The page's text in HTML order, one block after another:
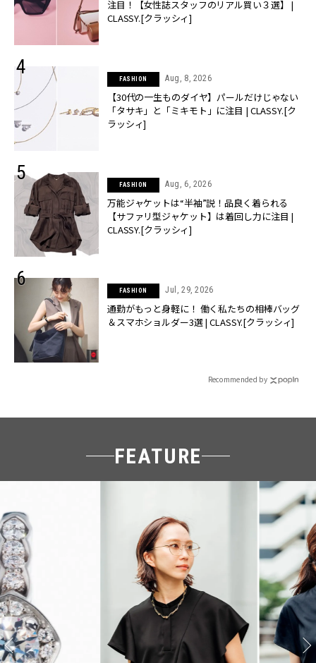
注目！【女性誌スタッフのリアル買い３選】 |
CLASSY.[クラッシィ]
FASHION Aug, 8, 2026
【30代の一生ものダイヤ】パールだけじゃない
「タサキ」と「ミキモト」に注目 | CLASSY.[ク
ラッシィ]
FASHION Aug, 6, 2026
万能ジャケットは“半袖”説！品良く着られる
【サファリ型ジャケット】は着回し力に注目 |
CLASSY.[クラッシィ]
FASHION Jul, 29, 2026
通勤がもっと身軽に！ 働く私たちの相棒バッグ
＆スマホショルダー3選 | CLASSY.[クラッシィ]
Recommended by
FEATURE